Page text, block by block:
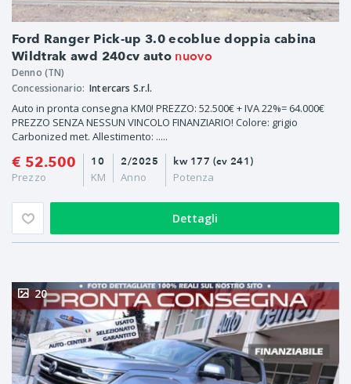
Ford Ranger Pick-up 3.0 ecoblue doppia cabina
Wildtrak awd 240cv auto nuovo
Denno (TN)
Concessionario: Intercars S.r.l.
Auto in pronta consegna KM0! PREZZO: 52.500€ + IVA 22%= 64.000€
PREZZO SENZA NESSUN VINCOLO FINANZIARIO! Colore: grigio
Carbonized met. Allestimento: .....
€ 52.500
Prezzo
2/2025
Anno
10
KM
kw 177 (cv 241)
Potenza
Dettagli
20